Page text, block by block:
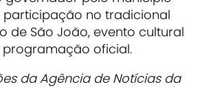
no tradicional
de São João, evento cultural
oficial.
da Agência de Notícias da